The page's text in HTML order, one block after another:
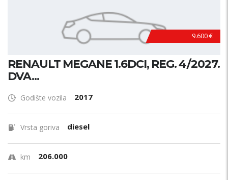
9.600 €
RENAULT MEGANE 1.6DCI, REG. 4/2027.
DVA...
Godište vozila 2017
Vrsta goriva diesel
km 206.000